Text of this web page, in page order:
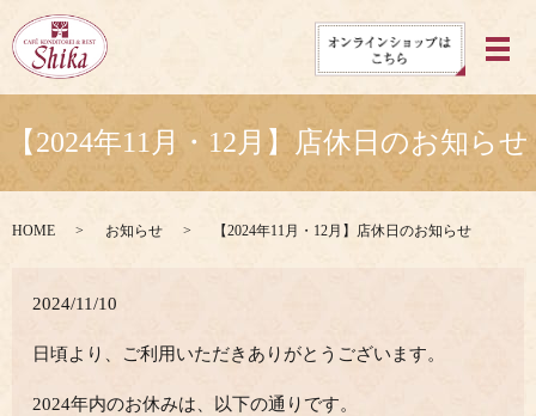
メ
【2024年11月・12月】店休日のお知らせ
HOME お知らせ 【2024年11月・12月】店休日のお知らせ
2024/11/10
日頃より、ご利用いただきありがとうございます。
2024年内のお休みは、以下の通りです。